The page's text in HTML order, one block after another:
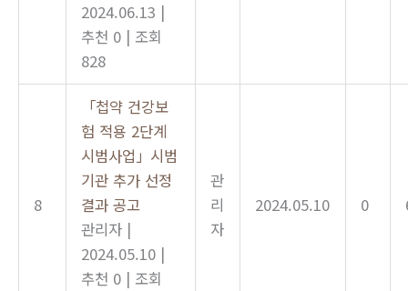
2024.06.13 |
추천 0 | 조회
828
8
「첩약 건강보
험 적용 2단계
시범사업」시범
기관 추가 선정
결과 공고
관리자 |
2024.05.10 |
추천 0 | 조회
관
리
자
2024.05.10 0